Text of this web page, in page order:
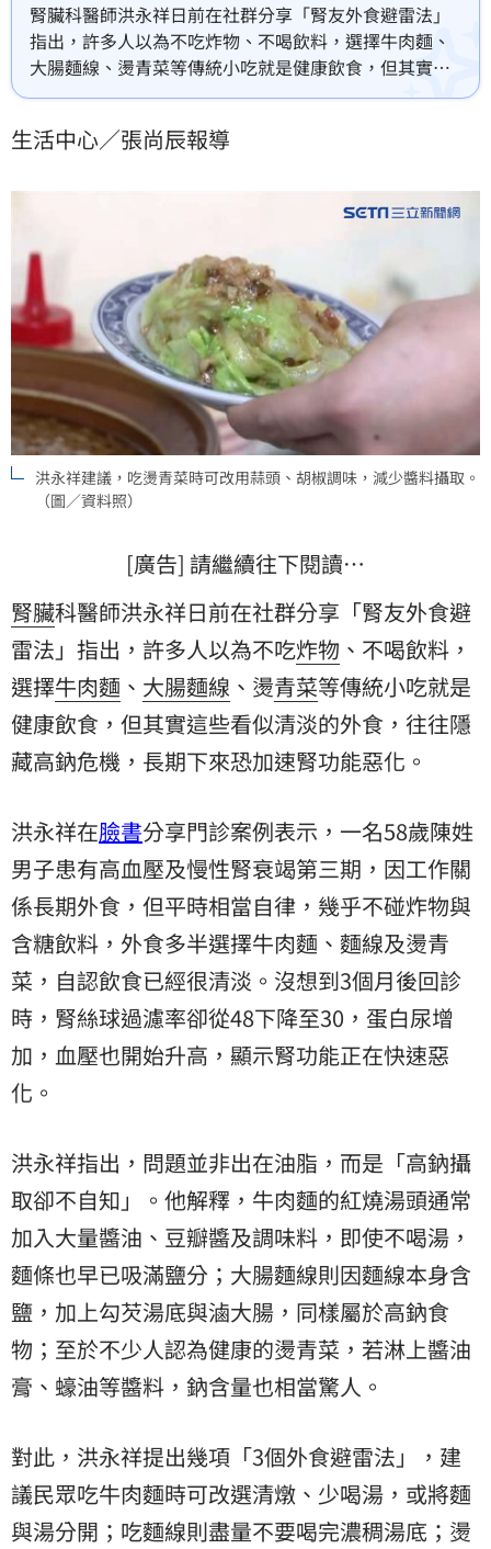
腎臟科醫師洪永祥日前在社群分享「腎友外食避雷法」
指出，許多人以為不吃炸物、不喝飲料，選擇牛肉麵、
大腸麵線、燙青菜等傳統小吃就是健康飲食，但其實這
些看似清淡的外食，往往隱藏高鈉危機，長期下來恐加
生活中心／張尚辰報導
洪永祥建議，吃燙青菜時可改用蒜頭、胡椒調味，減少醬料攝取。
（圖／資料照）
[廣告] 請繼續往下閱讀…
腎臟科醫師洪永祥日前在社群分享「腎友外食避
雷法」指出，許多人以為不吃炸物 、不喝飲料，
選擇牛肉麵 、 大腸麵線 、燙青菜等傳統小吃就是
健康飲食，但其實這些看似清淡的外食，往往隱
藏高鈉危機，長期下來恐加速腎功能惡化。
洪永祥在臉書分享門診案例表示，一名58歲陳姓
男子患有高血壓及慢性腎衰竭第三期，因工作關
係長期外食，但平時相當自律，幾乎不碰炸物與
含糖飲料，外食多半選擇牛肉麵、麵線及燙青
菜，自認飲食已經很清淡。沒想到3個月後回診
時，腎絲球過濾率卻從48下降至30，蛋白尿增
加，血壓也開始升高，顯示腎功能正在快速惡
化。
洪永祥指出，問題並非出在油脂，而是「高鈉攝
取卻不自知」。他解釋，牛肉麵的紅燒湯頭通常
加入大量醬油、豆瓣醬及調味料，即使不喝湯，
麵條也早已吸滿鹽分；大腸麵線則因麵線本身含
鹽，加上勾芡湯底與滷大腸，同樣屬於高鈉食
物；至於不少人認為健康的燙青菜，若淋上醬油
膏、蠔油等醬料，鈉含量也相當驚人。
對此，洪永祥提出幾項「3個外食避雷法」，建
議民眾吃牛肉麵時可改選清燉、少喝湯，或將麵
與湯分開；吃麵線則盡量不要喝完濃稠湯底；燙